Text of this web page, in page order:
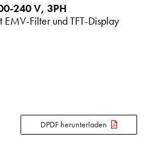
240 V, 3PH
EMV-Filter und TFT-Display
DPDF herunterladen